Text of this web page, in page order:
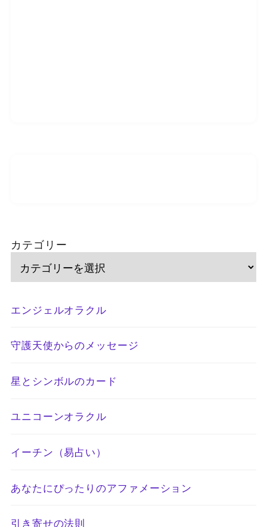
カテゴリー
エンジェルオラクル
守護天使からのメッセージ
星とシンボルのカード
ユニコーンオラクル
イーチン（易占い）
あなたにぴったりのアファメーション
引き寄せの法則